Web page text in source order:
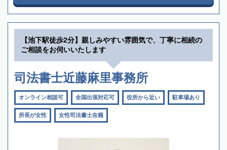
【池下駅徒歩2分】親しみやすい雰囲気で、丁寧に相続の
ご相談をお伺いいたします
司法書士近藤麻里事務所
オンライン相談可 全国出張対応可 役所から近い 駐車場あり
所長が女性 女性司法書士在籍